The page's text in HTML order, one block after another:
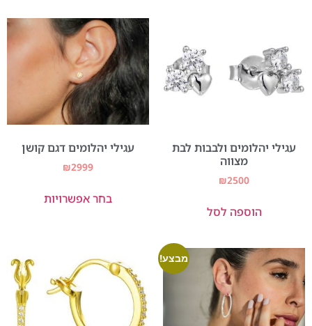
עגילי יהלומים ולבבות לבת
מצווה
₪2500
הוספה לסל
עגילי יהלומים דגם קושן
₪2999
בחר אפשרויות
מבצע!